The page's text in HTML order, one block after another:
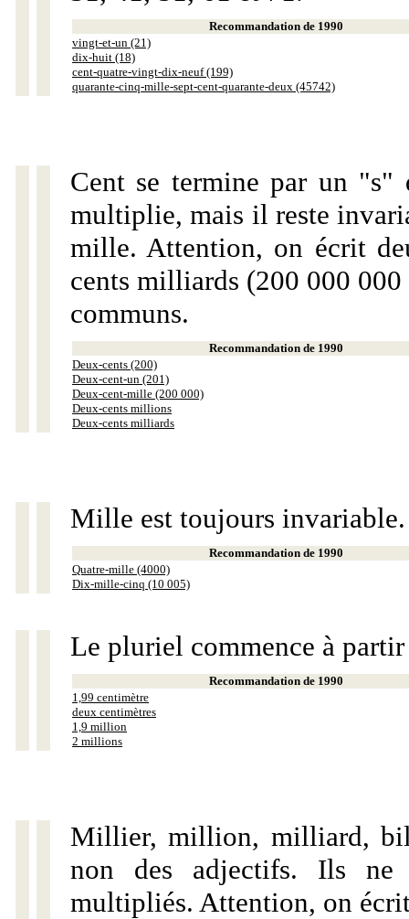
Recommandation de 1990
vingt-et-un (21)
dix-huit (18)
cent-quatre-vingt-dix-neuf (199)
quarante-cinq-mille-sept-cent-quarante-deux (45742)
Cent se termine par un "s"
multiplie, mais il reste
mille. Attention, on écrit
cents milliards (200 000
communs.
Recommandation de 1990
Deux-cents (200)
Deux-cent-un (201)
Deux-cent-mille (200 000)
Deux-cents millions
Deux-cents milliards
Mille est toujours invariable.
Recommandation de 1990
Quatre-mille (4000)
Dix-mille-cinq (10 005)
Le pluriel commence à
Recommandation de 1990
1,99 centimètre
deux centimètres
1,9 million
2 millions
Millier, million, milliard,
non des adjectifs. Ils ne
multipliés. Attention, on